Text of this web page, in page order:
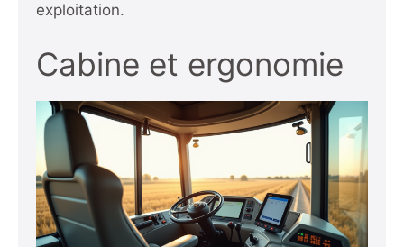
exploitation.
Cabine et ergonomie